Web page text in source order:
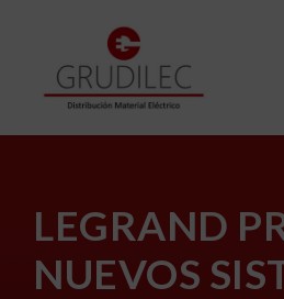
LEGRAND
NUEVOS